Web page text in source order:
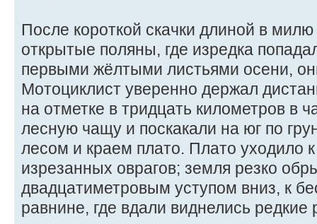
После короткой скачки длиной в
открытые поляны, где изредка
первыми жёлтыми листьями осени,
Мотоциклист уверенно держал
на отметке в тридцать километров в
лесную чащу и поскакали на юг по
лесом и краем плато. Плато уходило
изрезанных оврагов; земля резко
двадцатиметровым уступом вниз, к
равнине, где вдали виднелись